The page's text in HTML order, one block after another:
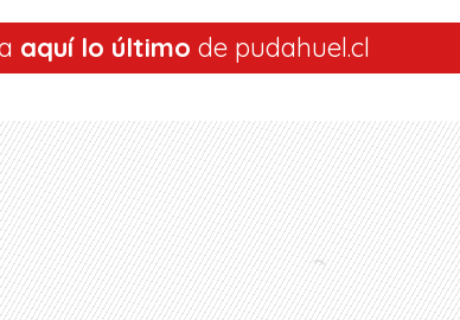
aquí lo último de pudahuel.cl